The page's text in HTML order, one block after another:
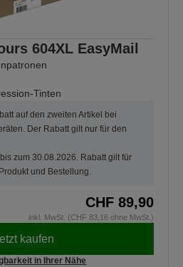
604XL EasyMail
Tinten
auf den zweiten Artikel bei
Der Rabatt gilt nur für den
zum 30.08.2026. Rabatt gilt für
und Bestellung.
CHF 89,90
inkl. MwSt. (CHF 83,16 ohne MwSt.)
kaufen
in Ihrer Nähe